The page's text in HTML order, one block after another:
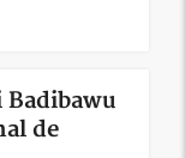
Badibawu
de